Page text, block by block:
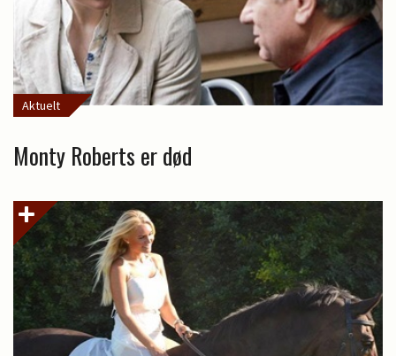
Aktuelt
Monty Roberts er død